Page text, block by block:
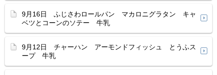
9月16日 ふじさわロールパン マカロニグラタン キャ
ベツとコーンのソテー 牛乳
9月12日 チャーハン アーモンドフィッシュ とうふス
ープ 牛乳